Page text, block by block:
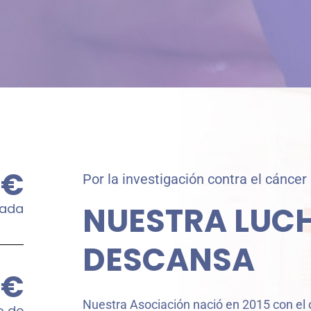
€
€
Por la investigación contra el cáncer
NUESTRA
DESCANSA
Nuestra Asociación nació en 2015 con